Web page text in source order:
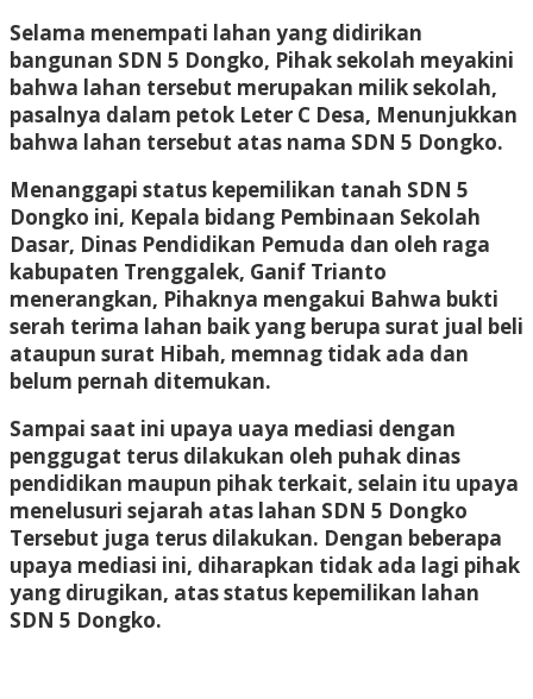
Selama menempati lahan yang didirikan
bangunan SDN 5 Dongko, Pihak sekolah meyakini
bahwa lahan tersebut merupakan milik sekolah,
pasalnya dalam petok Leter C Desa, Menunjukkan
bahwa lahan tersebut atas nama SDN 5 Dongko.
Menanggapi status kepemilikan tanah SDN 5
Dongko ini, Kepala bidang Pembinaan Sekolah
Dasar, Dinas Pendidikan Pemuda dan oleh raga
kabupaten Trenggalek, Ganif Trianto
menerangkan, Pihaknya mengakui Bahwa bukti
serah terima lahan baik yang berupa surat jual beli
ataupun surat Hibah, memnag tidak ada dan
belum pernah ditemukan.
Sampai saat ini upaya uaya mediasi dengan
penggugat terus dilakukan oleh puhak dinas
pendidikan maupun pihak terkait, selain itu upaya
menelusuri sejarah atas lahan SDN 5 Dongko
Tersebut juga terus dilakukan. Dengan beberapa
upaya mediasi ini, diharapkan tidak ada lagi pihak
yang dirugikan, atas status kepemilikan lahan
SDN 5 Dongko.